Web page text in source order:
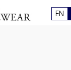
EN